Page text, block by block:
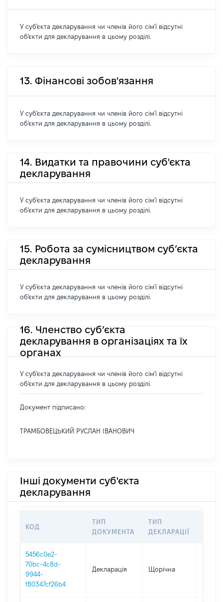
У суб'єкта декларування чи членів його сім'ї відсутні
об'єкти для декларування в цьому розділі.
13. Фінансові зобов'язання
У суб'єкта декларування чи членів його сім'ї відсутні
об'єкти для декларування в цьому розділі.
14. Видатки та правочини суб'єкта
декларування
У суб'єкта декларування чи членів його сім'ї відсутні
об'єкти для декларування в цьому розділі.
15. Робота за сумісництвом суб’єкта
декларування
У суб'єкта декларування чи членів його сім'ї відсутні
об'єкти для декларування в цьому розділі.
16. Членство суб’єкта
декларування в організаціях та їх
органах
У суб'єкта декларування чи членів його сім'ї відсутні
об'єкти для декларування в цьому розділі.
Документ підписано:
ТРАМБОВЕЦЬКИЙ РУСЛАН ІВАНОВИЧ
Інші документи суб'єкта
декларування
КОД
ТИП
ДОКУМЕНТА
ТИП
ДЕКЛАРАЦІЇ
5456c0e2-
70bc-4c8d-
9944-
f80347cf26b4
Декларація Щорічна